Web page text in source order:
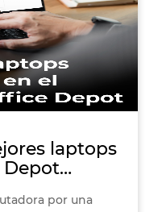
laptops
Depot
por una